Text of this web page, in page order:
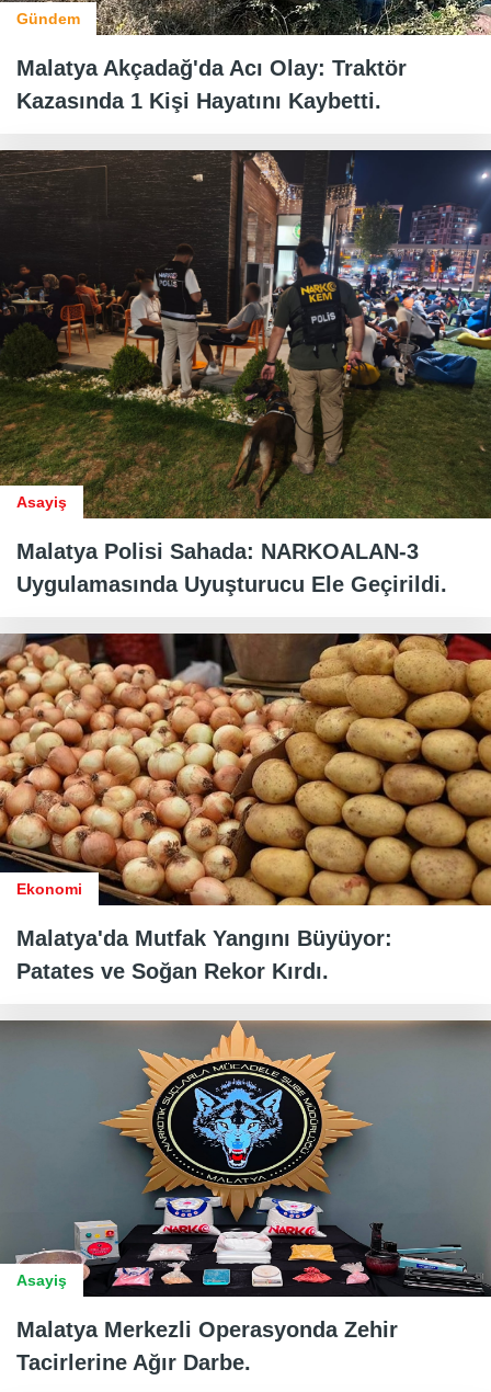
Gündem
Malatya Akçadağ'da Acı Olay: Traktör
Kazasında 1 Kişi Hayatını Kaybetti.
Asayiş
Malatya Polisi Sahada: NARKOALAN-3
Uygulamasında Uyuşturucu Ele Geçirildi.
Ekonomi
Malatya'da Mutfak Yangını Büyüyor:
Patates ve Soğan Rekor Kırdı.
Asayiş
Malatya Merkezli Operasyonda Zehir
Tacirlerine Ağır Darbe.